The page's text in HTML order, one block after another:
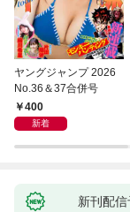
ヤングジャンプ 2026
No.36＆37合併号
400
新着
新刊配信